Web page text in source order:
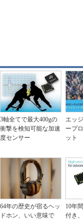
3軸全てで最大400gの
衝撃を検知可能な加速
度センサー
エッ
ープ
ット
64年の歴史が宿るヘッ
ドホン、いい意味で
10年
付き